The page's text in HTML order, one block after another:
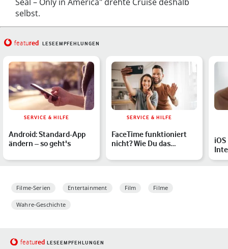
selbst.
featured LESEEMPFEHLUNGEN
SERVICE & HILFE
Android: Standard-App
ändern – so geht's
SERVICE & HILFE
FaceTime funktioniert
nicht? Wie Du das
Filme-Serien Entertainment Film Filme
Wahre-Geschichte
featured LESEEMPFEHLUNGEN